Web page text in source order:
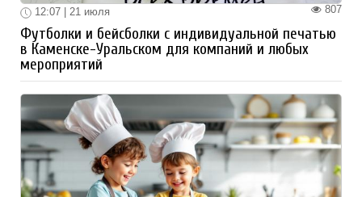
807
12:07 | 21 июля
Футболки и бейсболки с индивидуальной печатью
в Каменске-Уральском для компаний и любых
мероприятий